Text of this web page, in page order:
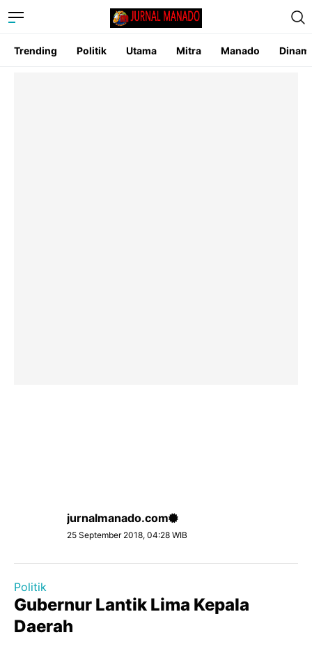
Trending Politik Utama Mitra Manado
jurnalmanado.com
25 September 2018, 04:28 WIB
Politik
Gubernur Lantik Lima Kepala
Daerah